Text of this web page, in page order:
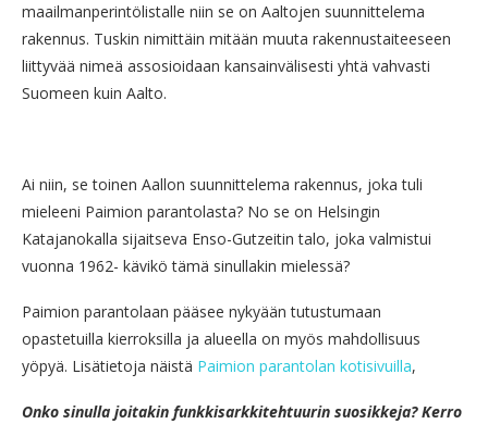
maailmanperintölistalle niin se on Aaltojen suunnittelema
rakennus. Tuskin nimittäin mitään muuta rakennustaiteeseen
liittyvää nimeä assosioidaan kansainvälisesti yhtä vahvasti
Suomeen kuin Aalto.
Ai niin, se toinen Aallon suunnittelema rakennus, joka tuli
mieleeni Paimion parantolasta? No se on Helsingin
Katajanokalla sijaitseva Enso-Gutzeitin talo, joka valmistui
vuonna 1962- kävikö tämä sinullakin mielessä?
Paimion parantolaan pääsee nykyään tutustumaan
opastetuilla kierroksilla ja alueella on myös mahdollisuus
yöpyä. Lisätietoja näistä Paimion parantolan kotisivuilla,
Onko sinulla joitakin funkkisarkkitehtuurin suosikkeja? Kerro